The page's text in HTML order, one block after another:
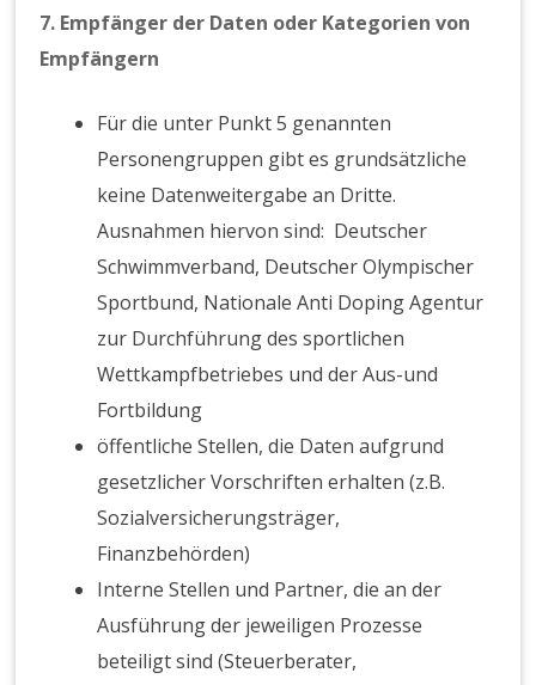
7. Empfänger der Daten oder Kategorien von
Empfängern
Für die unter Punkt 5 genannten
Personengruppen gibt es grundsätzliche
keine Datenweitergabe an Dritte.
Ausnahmen hiervon sind: Deutscher
Schwimmverband, Deutscher Olympischer
Sportbund, Nationale Anti Doping Agentur
zur Durchführung des sportlichen
Wettkampfbetriebes und der Aus-und
Fortbildung
öffentliche Stellen, die Daten aufgrund
gesetzlicher Vorschriften erhalten (z.B.
Sozialversicherungsträger,
Finanzbehörden)
Interne Stellen und Partner, die an der
Ausführung der jeweiligen Prozesse
beteiligt sind (Steuerberater,